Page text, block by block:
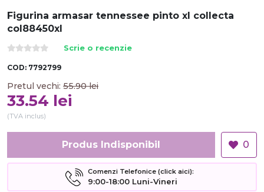
Figurina armasar tennessee pinto xl collecta
col88450xl
Scrie o recenzie
COD: 7792799
Pretul vechi: 55.90 lei
33.54 lei
(TVA inclus)
Produs Indisponibil 0
Comenzi Telefonice (click aici):
9:00-18:00 Luni-Vineri